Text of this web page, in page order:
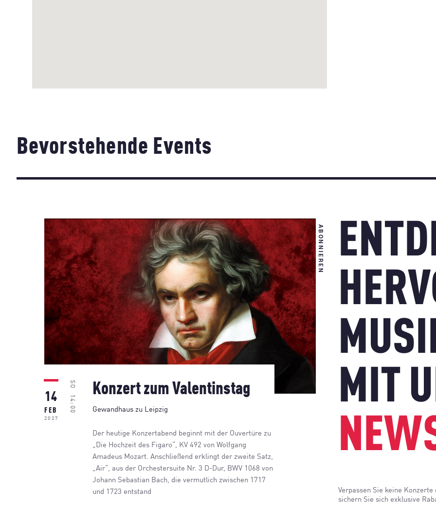
Bevorstehende Events
14
FEB
2027
SO
14:00
Konzert zum Valentinstag
Gewandhaus zu Leipzig
Der heutige Konzertabend beginnt mit der Ouvertüre zu
„Die Hochzeit des Figaro“, KV 492 von Wolfgang
Amadeus Mozart. Anschließend erklingt der zweite Satz,
„Air“, aus der Orchestersuite Nr. 3 D-Dur, BWV 1068 von
Johann Sebastian Bach, die vermutlich zwischen 1717
und 1723 entstand
ABONNIEREN
MIT
Verpassen Sie keine
sichern Sie sich exklusive